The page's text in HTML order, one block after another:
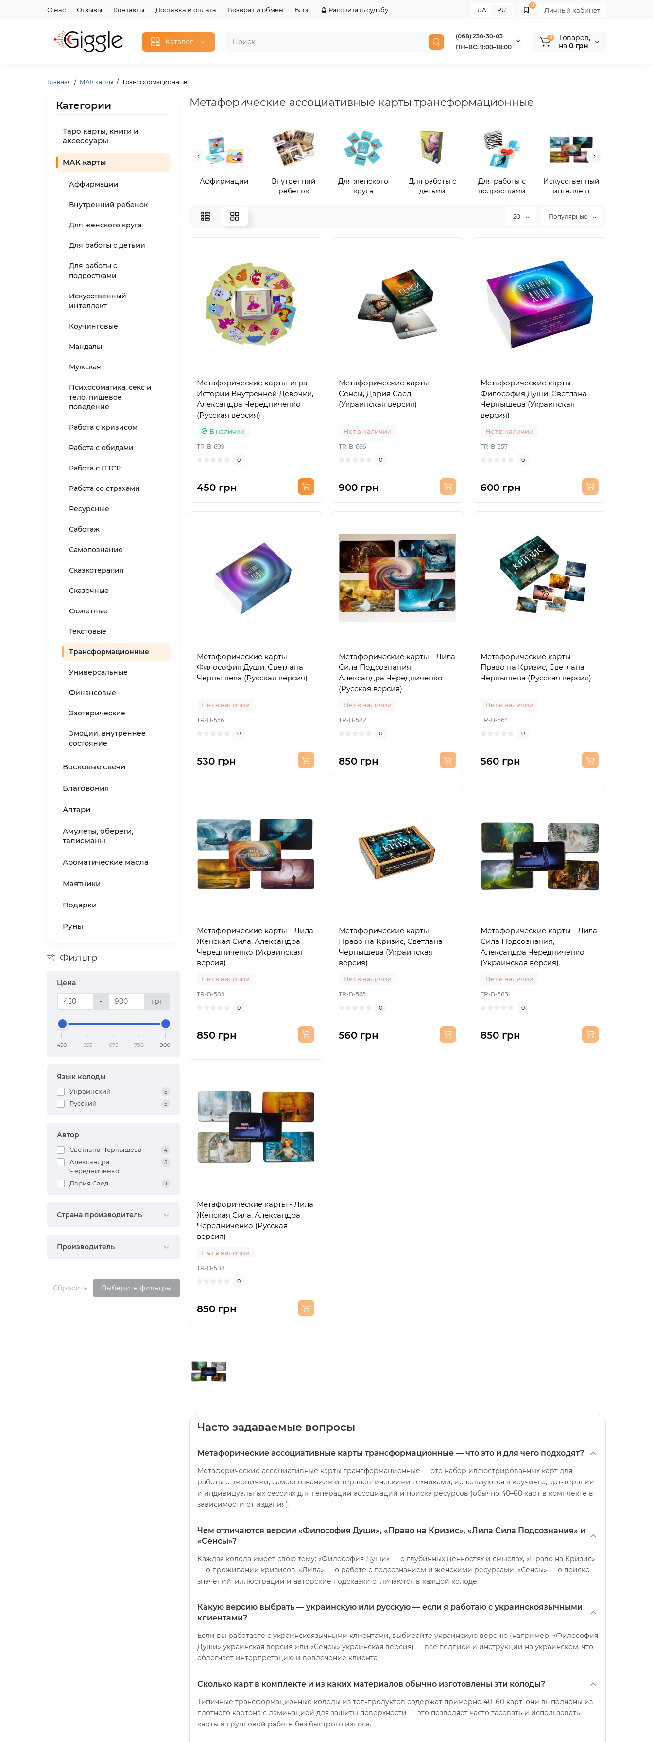
О нас Отзывы Контакты Доставка и оплата Возврат и обмен Блог 🔮 Рассчитать судьбу Личный кабинет
0
UA RU
Каталог
(068) 230-30-03
ПН–ВС: 9:00–18:00
0
Tоваров,
на 0 грн
Главная МАК карты Трансформационные
Категории
Таро карты, книги и
аксессуары
МАК карты
Аффирмации
Внутренний ребенок
Для женского круга
Для работы с детьми
Для работы с
подростками
Искусственный
интеллект
Коучинговые
Мандалы
Мужская
Психосоматика, секс и
тело, пищевое
поведение
Работа с кризисом
Работа с обидами
Работа с ПТСР
Работа со страхами
Ресурсные
Саботаж
Самопознание
Сказкотерапия
Сказочные
Сюжетные
Текстовые
Трансформационные
Универсальные
Финансовые
Эзотерические
Эмоции, внутреннее
состояние
Восковые свечи
Благовония
Алтари
Амулеты, обереги,
талисманы
Ароматические масла
Маятники
Подарки
Руны
Фильтр
Цена
- грн
450 563 675 788 900
Язык колоды
Украинский 5
Русский 5
Автор
Светлана Чернышева 4
Александра
Чередниченко
5
Дария Саед 1
Страна производитель
Производитель
Сбросить Выберите фильтры
Метафорические ассоциативные карты трансформационные
Аффирмации
Внутренний
ребенок
Для женского
круга
Для работы с
детьми
Для работы с
подростками
Искусственный
интеллект
20 Популярные
Метафорические карты-игра -
Истории Внутренней Девочки,
Александра Чередниченко
(Русская версия)
В наличии
TR-B-609
0
450 грн
Метафорические карты -
Сенсы, Дария Саед
(Украинская версия)
Нет в наличии
TR-B-666
0
900 грн
Метафорические карты -
Философия Души, Светлана
Чернышева (Украинская
версия)
Нет в наличии
TR-B-557
0
600 грн
Метафорические карты -
Философия Души, Светлана
Чернышева (Русская версия)
Нет в наличии
TR-B-556
0
530 грн
Метафорические карты - Лила
Сила Подсознания,
Александра Чередниченко
(Русская версия)
Нет в наличии
TR-B-582
0
850 грн
Метафорические карты -
Право на Кризис, Светлана
Чернышева (Русская версия)
Нет в наличии
TR-B-564
0
560 грн
Метафорические карты - Лила
Женская Сила, Александра
Чередниченко (Украинская
версия)
Нет в наличии
TR-B-589
0
850 грн
Метафорические карты -
Право на Кризис, Светлана
Чернышева (Украинская
версия)
Нет в наличии
TR-B-565
0
560 грн
Метафорические карты - Лила
Сила Подсознания,
Александра Чередниченко
(Украинская версия)
Нет в наличии
TR-B-583
0
850 грн
Метафорические карты - Лила
Женская Сила, Александра
Чередниченко (Русская
версия)
Нет в наличии
TR-B-588
0
850 грн
Часто задаваемые вопросы
Метафорические ассоциативные карты трансформационные — что это и для чего подходят?
Метафорические ассоциативные карты трансформационные — это набор иллюстрированных карт для
работы с эмоциями, самоосознанием и терапевтическими техниками; используются в коучинге, арт‑терапии
и индивидуальных сессиях для генерации ассоциаций и поиска ресурсов (обычно 40–60 карт в комплекте в
зависимости от издания).
Чем отличаются версии «Философия Души», «Право на Кризис», «Лила Сила Подсознания» и
«Сенсы»?
Каждая колода имеет свою тему: «Философия Души» — о глубинных ценностях и смыслах, «Право на Кризис»
— о проживании кризисов, «Лила» — о работе с подсознанием и женскими ресурсами, «Сенсы» — о поиске
значений; иллюстрации и авторские подсказки отличаются в каждой колоде.
Какую версию выбрать — украинскую или русскую — если я работаю с украинскоязычными
клиентами?
Если вы работаете с украинскоязычными клиентами, выбирайте украинскую версию (например, «Философия
Души» украинская версия или «Сенсы» украинская версия) — все подписи и инструкции на украинском, что
облегчает интерпретацию и вовлечение клиента.
Сколько карт в комплекте и из каких материалов обычно изготовлены эти колоды?
Типичные трансформационные колоды из топ‑продуктов содержат примерно 40–60 карт; они выполнены из
плотного картона с ламинацией для защиты поверхности — это позволяет часто тасовать и использовать
карты в групповой работе без быстрого износа.